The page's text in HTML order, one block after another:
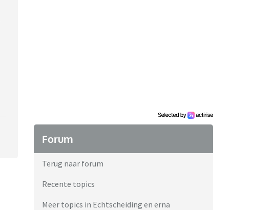
Forum
Terug naar forum
Recente topics
Meer topics in Echtscheiding en erna